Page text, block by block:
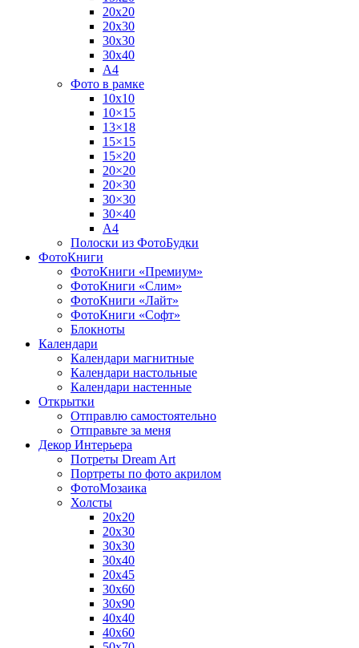
20х20
20х30
30х30
30х40
А4
Фото в рамке
10х10
10×15
13×18
15×15
15×20
20×20
20×30
30×30
30×40
A4
Полоски из ФотоБудки
ФотоКниги
ФотоКниги «Премиум»
ФотоКниги «Слим»
ФотоКниги «Лайт»
ФотоКниги «Софт»
Блокноты
Календари
Календари магнитные
Календари настольные
Календари настенные
Открытки
Отправлю самостоятельно
Отправьте за меня
Декор Интерьера
Потреты Dream Art
Портреты по фото акрилом
ФотоМозаика
Холсты
20х20
20х30
30х30
30х40
20х45
30х60
30х90
40х40
40х60